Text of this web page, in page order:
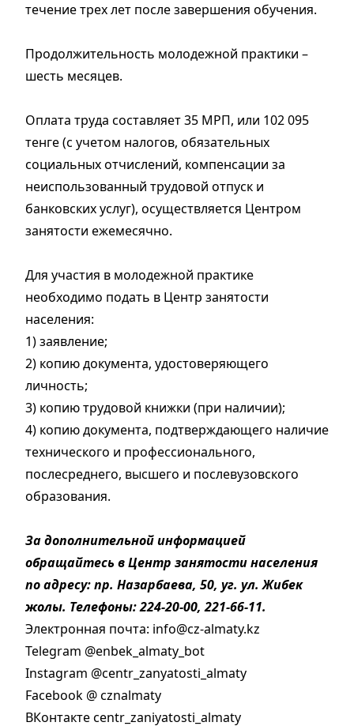
течение трех лет после завершения обучения.
Продолжительность молодежной практики –
шесть месяцев.
Оплата труда составляет 35 МРП, или 102 095
тенге (с учетом налогов, обязательных
социальных отчислений, компенсации за
неиспользованный трудовой отпуск и
банковских услуг), осуществляется Центром
занятости ежемесячно.
Для участия в молодежной практике
необходимо подать в Центр занятости
населения:
1) заявление;
2) копию документа, удостоверяющего
личность;
3) копию трудовой книжки (при наличии);
4) копию документа, подтверждающего наличие
технического и профессионального,
послесреднего, высшего и послевузовского
образования.
За дополнительной информацией
обращайтесь в Центр занятости населения
по адресу: пр. Назарбаева, 50, уг. ул. Жибек
жолы. Телефоны: 224-20-00, 221-66-11.
Электронная почта: info@cz-almaty.kz
Telegram @enbek_almaty_bot
Instagram @centr_zanyatosti_almaty
Facebook @ cznalmaty
ВКонтакте centr_zaniyatosti_almaty